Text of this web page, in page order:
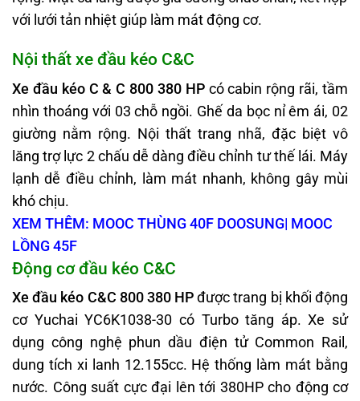
với lưới tản nhiệt giúp làm mát động cơ.
Nội thất xe đầu kéo C&C
Xe đầu kéo C & C 800 380 HPcó cabin rộng rãi, tầm
nhìn thoáng với 03 chỗ ngồi. Ghế da bọc nỉ êm ái, 02
giường nằm rộng. Nội thất trang nhã, đặc biệt vô
lăng trợ lực 2 chấu dễ dàng điều chỉnh tư thế lái. Máy
lạnh dễ điều chỉnh, làm mát nhanh, không gây mùi
khó chịu.
XEM THÊM: MOOC THÙNG 40F DOOSUNG| MOOC
LỒNG 45F
Động cơ đầu kéo C&C
Xe đầu kéo C&C 800 380 HP được trang bị khối động
cơ Yuchai YC6K1038-30 có Turbo tăng áp. Xe sử
dụng công nghệ phun dầu điện tử Common Rail,
dung tích xi lanh 12.155cc. Hệ thống làm mát bằng
nước. Công suất cực đại lên tới 380HP cho động cơ